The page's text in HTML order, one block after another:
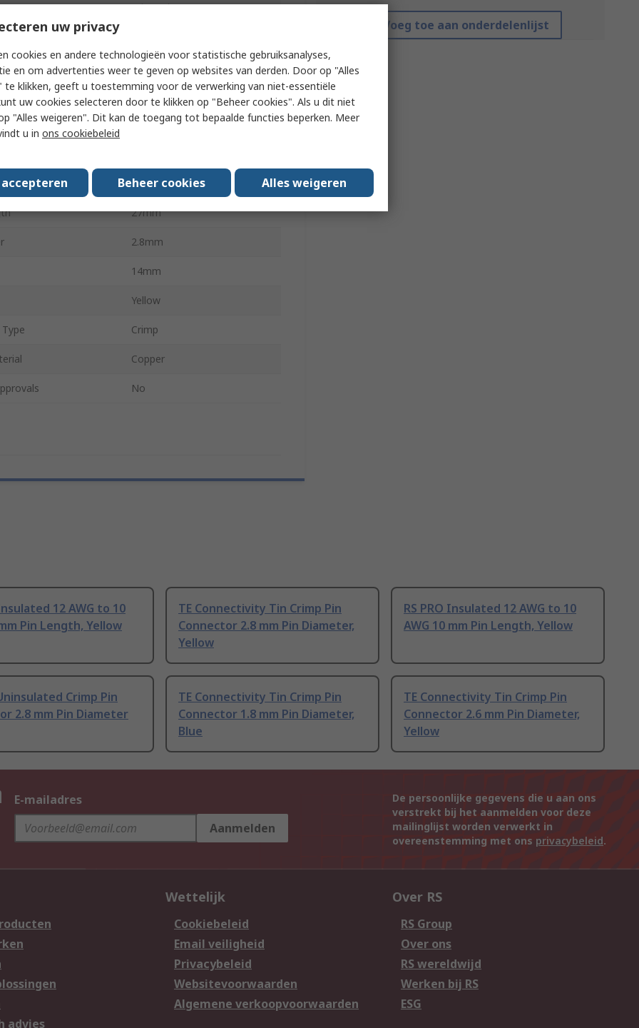
Voeg toe aan onderdelenlijst
Crimp Pin Connector
Polycarbonate
Size AWG 12AWG
Size mm² 4mm²
Size mm² 6mm²
27mm
2.8mm
14mm
Yellow
Crimp
Copper
No
12 AWG to 10
Pin Length, Yellow
TE Connectivity Tin Crimp Pin
Connector 2.8 mm Pin Diameter,
Yellow
RS PRO Insulated 12 AWG to 10
AWG 10 mm Pin Length, Yellow
Crimp Pin
2.8 mm Pin Diameter
TE Connectivity Tin Crimp Pin
Connector 1.8 mm Pin Diameter,
Blue
TE Connectivity Tin Crimp Pin
Connector 2.6 mm Pin Diameter,
Yellow
E-mailadres
Aanmelden
De persoonlijke gegevens die u aan ons
verstrekt bij het aanmelden voor deze
mailinglijst worden verwerkt in
overeenstemming met ons privacybeleid.
advies
Wettelijk
Cookiebeleid
Email veiligheid
Privacybeleid
Websitevoorwaarden
Algemene verkoopvoorwaarden
Over RS
RS Group
Over ons
RS wereldwijd
Werken bij RS
ESG
uw privacy
cookies en andere technologieën voor statistische gebruiksanalyses,
en om advertenties weer te geven op websites van derden. Door op "Alles
te klikken, geeft u toestemming voor de verwerking van niet-essentiële
uw cookies selecteren door te klikken op "Beheer cookies". Als u dit niet
"Alles weigeren". Dit kan de toegang tot bepaalde functies beperken. Meer
u in ons cookiebeleid
Beheer cookies Alles weigeren